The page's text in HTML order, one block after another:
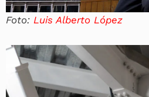
Foto: Luis Alberto López